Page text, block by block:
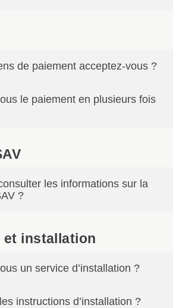
de paiement acceptez-vous ?
le paiement en plusieurs fois
les informations sur la
?
installation
un service d’installation ?
instructions d’installation ?